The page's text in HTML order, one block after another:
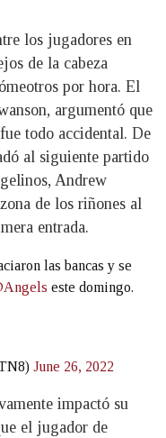
los jugadores en
de la cabeza
por hora. El
argumentó que
todo accidental. De
al siguiente partido
Andrew
de los riñones al
entrada.
las bancas y se
este domingo.
June 26, 2022
impactó su
el jugador de